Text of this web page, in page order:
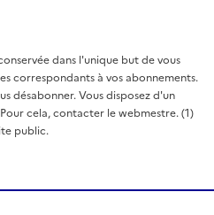
dans l'unique but de vous
correspondants à vos abonnements.
désabonner. Vous disposez d'un
cela, contacter le webmestre. (1)
public.